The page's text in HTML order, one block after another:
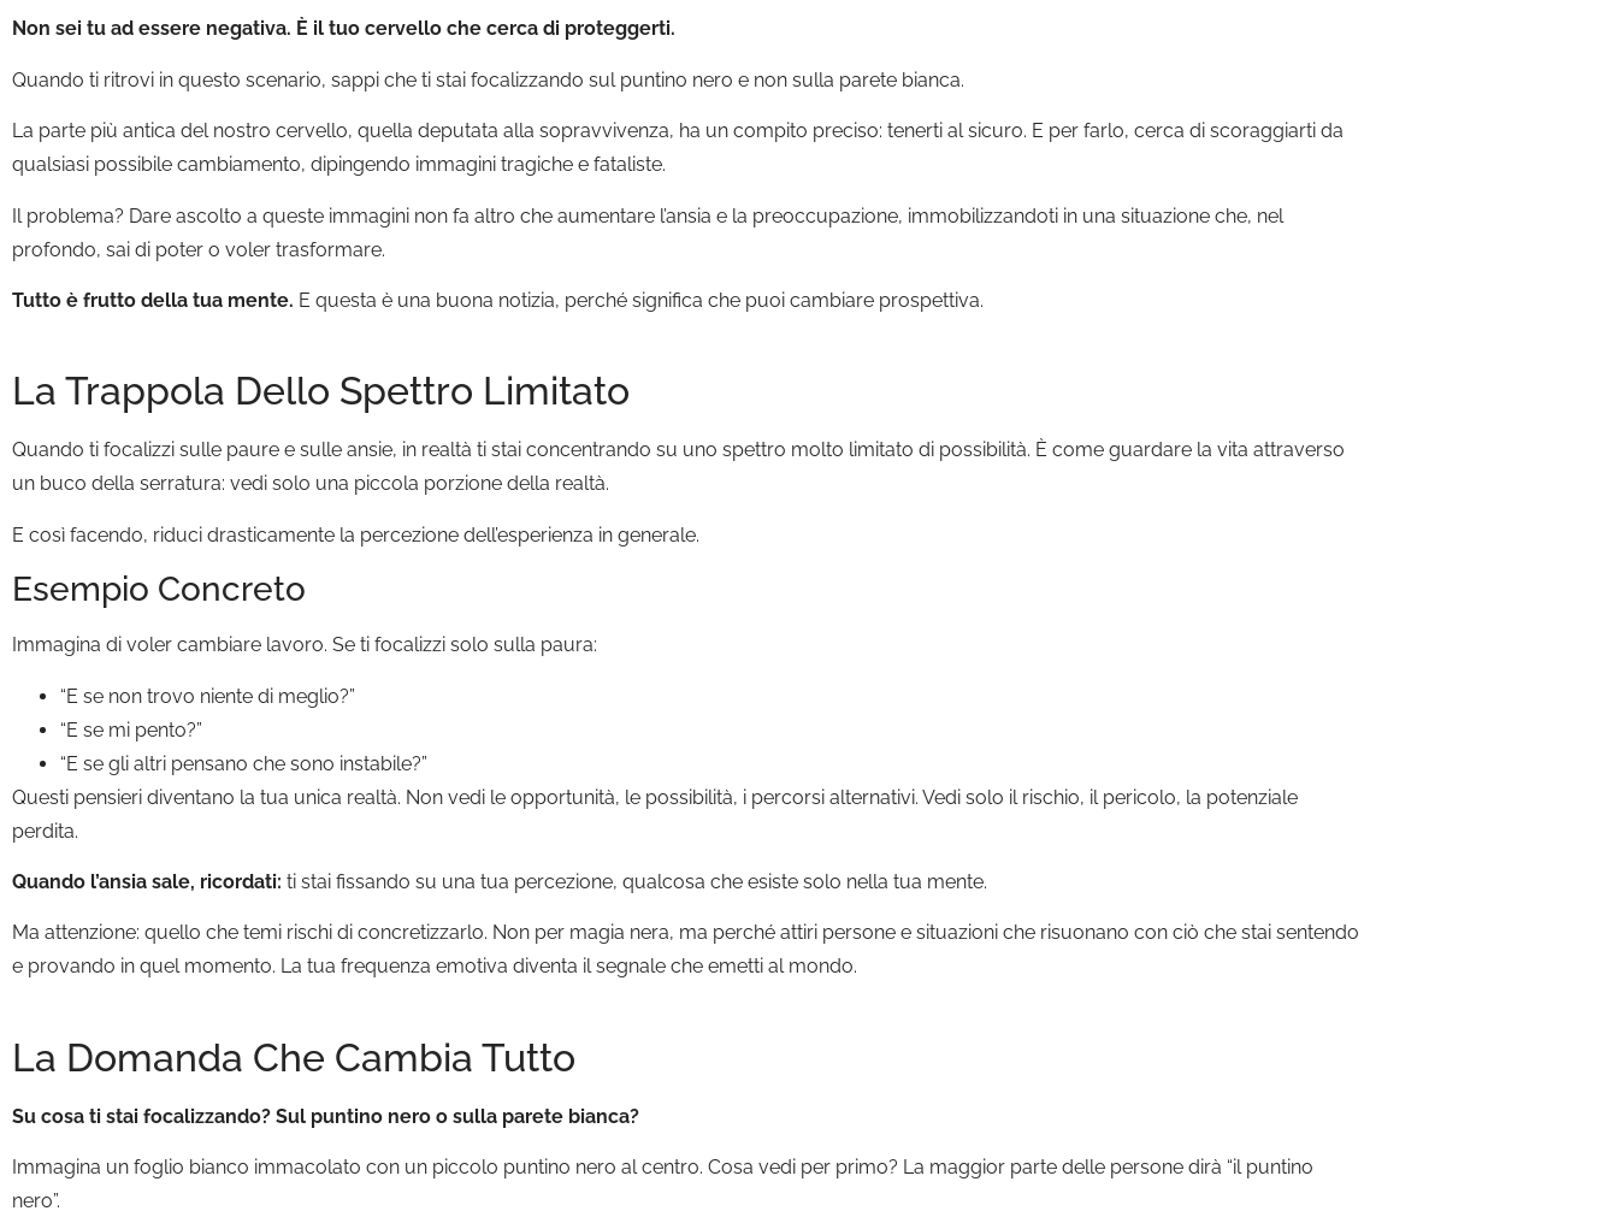
Non sei tu ad essere negativa. È il tuo cervello che cerca di proteggerti.
Quando ti ritrovi in questo scenario, sappi che ti stai focalizzando sul puntino nero e non sulla parete bianca.
La parte più antica del nostro cervello, quella deputata alla sopravvivenza, ha un compito preciso: tenerti al sicuro. E per farlo, cerca di scoraggiarti da
qualsiasi possibile cambiamento, dipingendo immagini tragiche e fataliste.
Il problema? Dare ascolto a queste immagini non fa altro che aumentare l’ansia e la preoccupazione, immobilizzandoti in una situazione che, nel
profondo, sai di poter o voler trasformare.
Tutto è frutto della tua mente. E questa è una buona notizia, perché significa che puoi cambiare prospettiva.
La Trappola Dello Spettro Limitato
Quando ti focalizzi sulle paure e sulle ansie, in realtà ti stai concentrando su uno spettro molto limitato di possibilità. È come guardare la vita attraverso
un buco della serratura: vedi solo una piccola porzione della realtà.
E così facendo, riduci drasticamente la percezione dell’esperienza in generale.
Esempio Concreto
Immagina di voler cambiare lavoro. Se ti focalizzi solo sulla paura:
“E se non trovo niente di meglio?”
“E se mi pento?”
“E se gli altri pensano che sono instabile?”
Questi pensieri diventano la tua unica realtà. Non vedi le opportunità, le possibilità, i percorsi alternativi. Vedi solo il rischio, il pericolo, la potenziale
perdita.
Quando l’ansia sale, ricordati: ti stai fissando su una tua percezione, qualcosa che esiste solo nella tua mente.
Ma attenzione: quello che temi rischi di concretizzarlo. Non per magia nera, ma perché attiri persone e situazioni che risuonano con ciò che stai sentendo
e provando in quel momento. La tua frequenza emotiva diventa il segnale che emetti al mondo.
La Domanda Che Cambia Tutto
Su cosa ti stai focalizzando? Sul puntino nero o sulla parete bianca?
Immagina un foglio bianco immacolato con un piccolo puntino nero al centro. Cosa vedi per primo? La maggior parte delle persone dirà “il puntino
nero”.